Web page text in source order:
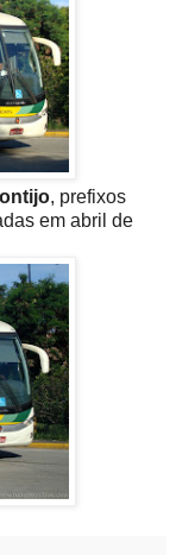
, prefixos
em abril de